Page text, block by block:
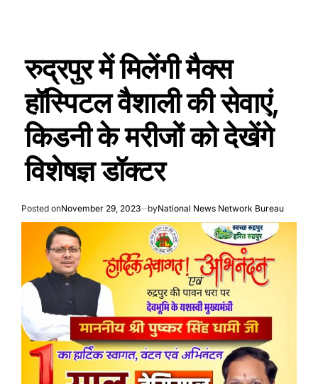
रुद्रपुर में मिलेंगी मैक्स
हॉस्पिटल वैशाली की सेवाएं,
किडनी के मरीजों को देखेंगे
विशेषज्ञ डॉक्टर
Posted onNovember 29, 2023 byNational News Network Bureau